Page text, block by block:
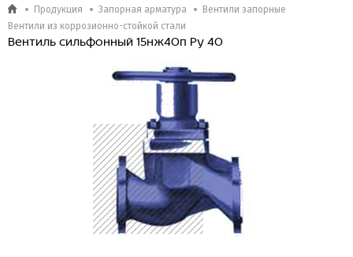
Продукция Запорная арматура
Вентили запорные
Вентили из коррозионно-стойкой стали
Вентиль сильфонный 15нж40п Ру 40